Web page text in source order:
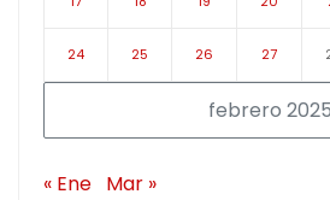
febrero 2025
24 25 26 27
« Ene Mar »